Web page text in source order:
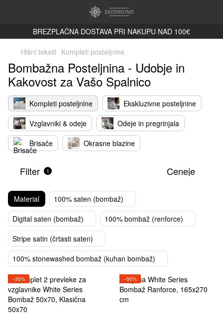
BREZPLAČNA DOSTAVA PRI NAKUPU NAD 100€
Hišni tekstil Kompleti posteljnine
Bombažna Posteljnina - Udobje in
Kakovost za Vašo Spalnico
Kompleti posteljnine
Ekskluzivne posteljnine
Vzglavniki & odeje
Odeje in pregrinjala
Brisače
Okrasne blazine
Filter 1 Ceneje
Material
100% saten (bombaž)
Digital saten (bombaž)
100% bombaž (renforce)
Stripe satin (črtasti saten)
100% stonewashed bombaž (kuhan bombaž)
−30% −50%